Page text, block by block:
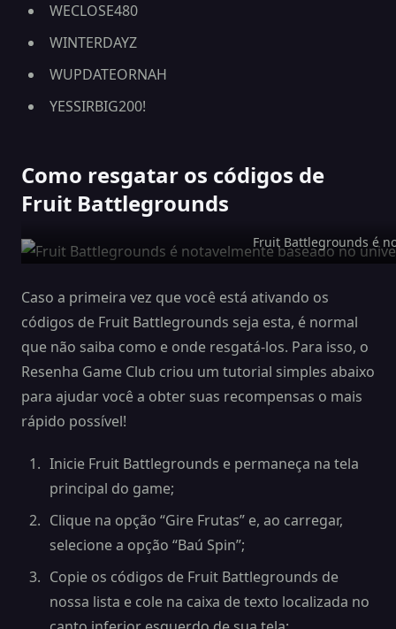
WECLOSE480
WINTERDAYZ
WUPDATEORNAH
YESSIRBIG200!
Como resgatar os códigos de
Fruit Battlegrounds
Fruit Battlegrounds é
Caso a primeira vez que você está ativando os
códigos de Fruit Battlegrounds seja esta, é normal
que não saiba como e onde resgatá-los. Para isso, o
Resenha Game Club criou um tutorial simples abaixo
para ajudar você a obter suas recompensas o mais
rápido possível!
Inicie Fruit Battlegrounds e permaneça na tela
principal do game;
Clique na opção “Gire Frutas” e, ao carregar,
selecione a opção “Baú Spin”;
Copie os códigos de Fruit Battlegrounds de
nossa lista e cole na caixa de texto localizada no